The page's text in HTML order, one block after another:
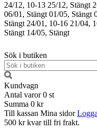
24/12, 10-13 25/12, Stängt
06/01, Stängt 01/05, Stängt
Stängt 24/01, 10-16 21/04,
Stängt 14/05, Stängt
Sök i butiken
Kundvagn
Antal varor 0 st
Summa 0 kr
Till kassan Mina sidor
500 kr kvar till fri frakt.